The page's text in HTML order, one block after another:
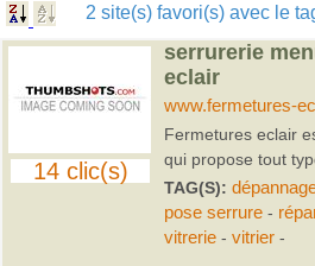
2 site(s) favori(s) avec le
14 clic(s)
serrurerie
eclair
www.fermetures-
Fermetures eclair
qui propose tout
TAG(S):
pose serrure-
vitrerie- vitrier-